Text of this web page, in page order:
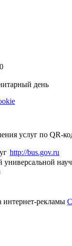
день
услуг по QR-
http://bus.gov.ru
интернет-рекламы